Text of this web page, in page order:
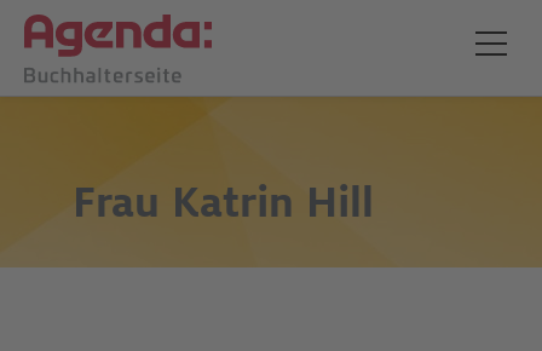
Frau Katrin Hill